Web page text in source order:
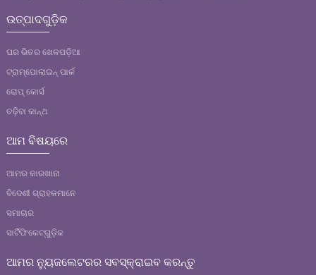
ଉତ୍ପାଦଗୁଡ଼ିକ
ଘର ଭିତର ଖେଳପଡ଼ିଆ
ଟ୍ରାମ୍ପୋଲାଇନ୍ ପାର୍କ
ରୋପ୍ କୋର୍ସ
ଚଢ଼ିବା କାନ୍ଥ
ଆମ ବିଷୟରେ
ଆମର କାରଖାନା
ବିଦେଶୀ ଗ୍ରାହକମାନେ
ସମାଚାର
ସାର୍ଟିଫିକେଟ୍‌ଗୁଡ଼ିକ
ଆମର ନ୍ୟୁଜଲେଟରର ସବସ୍କ୍ରାଇବ କରନ୍ତୁ